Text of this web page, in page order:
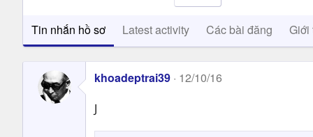
Tin nhắn hồ sơ Latest activity Các bài đăng Giới
khoadeptrai39 12/10/16
J